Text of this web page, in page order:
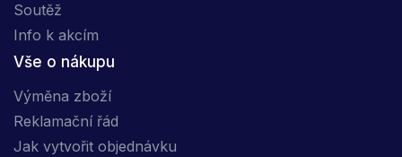
Soutěž
Info k akcím
Vše o nákupu
Výměna zboží
Reklamační řád
Jak vytvořit objednávku